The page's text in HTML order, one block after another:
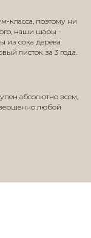
класса, поэтому ни
наши шары -
из сока дерева
листок за 3 года.
абсолютно всем,
любой